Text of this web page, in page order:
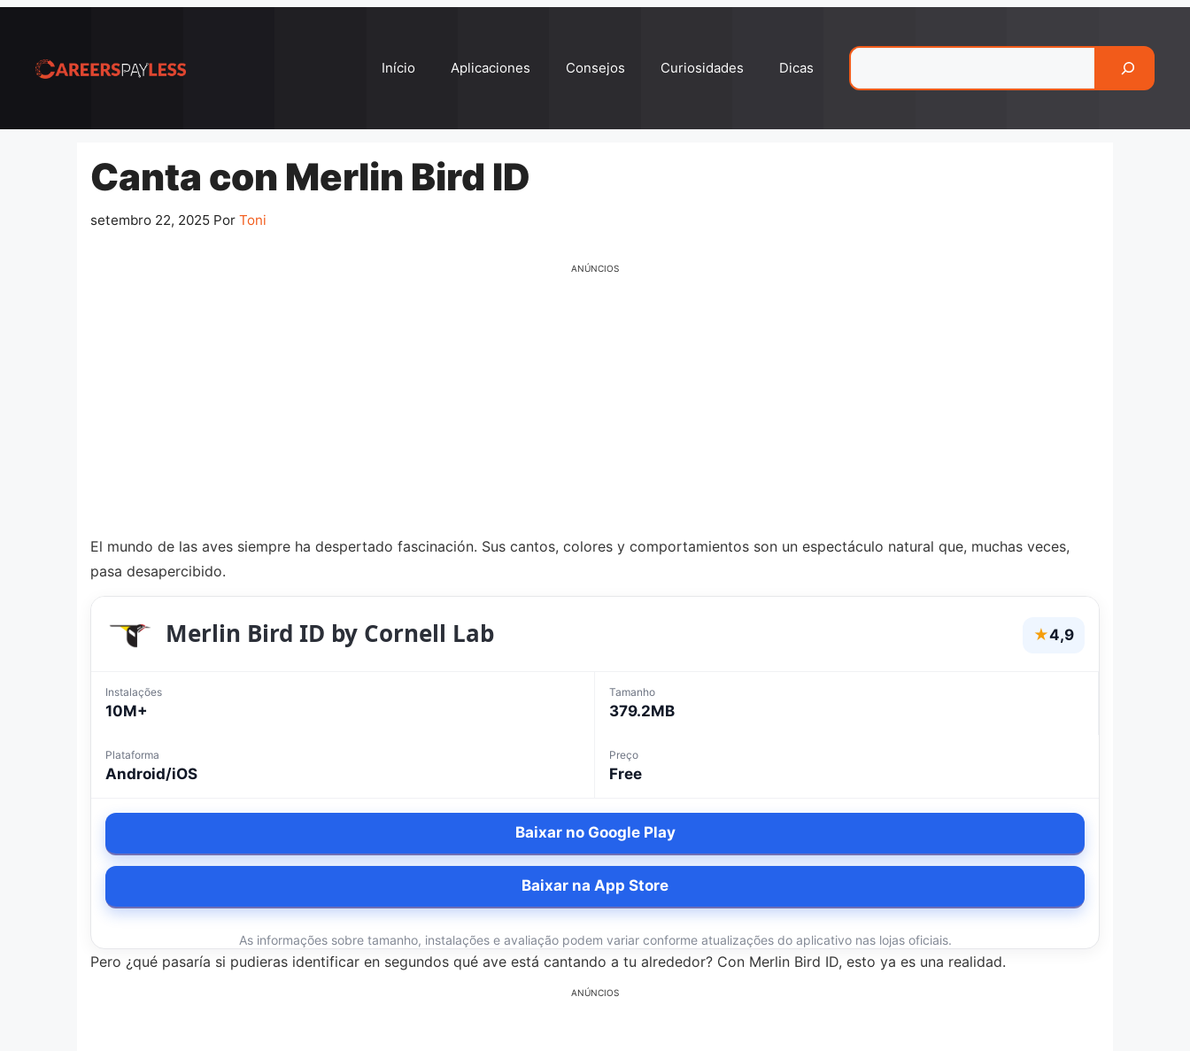
conteúdo
Início Aplicaciones Consejos Curiosidades Dicas
Canta con Merlin Bird ID
setembro 22, 2025 Por Toni
ANÚNCIOS
El mundo de las aves siempre ha despertado fascinación. Sus cantos, colores y comportamientos son un espectáculo natural que, muchas veces,
pasa desapercibido.
Merlin Bird ID by Cornell Lab ★4,9
Instalações
10M+
Tamanho
379.2MB
Plataforma
Android/iOS
Preço
Free
Baixar no Google Play
Baixar na App Store
As informações sobre tamanho, instalações e avaliação podem variar conforme atualizações do aplicativo nas lojas oficiais.
Pero ¿qué pasaría si pudieras identificar en segundos qué ave está cantando a tu alrededor? Con Merlin Bird ID, esto ya es una realidad.
ANÚNCIOS